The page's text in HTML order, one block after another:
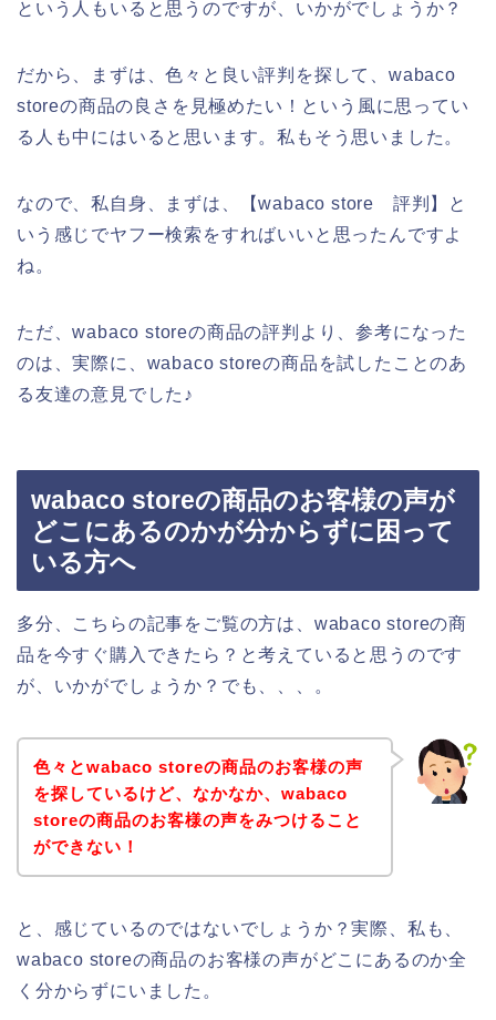
という人もいると思うのですが、いかがでしょうか？
だから、まずは、色々と良い評判を探して、wabaco
storeの商品の良さを見極めたい！という風に思ってい
る人も中にはいると思います。私もそう思いました。
なので、私自身、まずは、【wabaco store 評判】と
いう感じでヤフー検索をすればいいと思ったんですよ
ね。
ただ、wabaco storeの商品の評判より、参考になった
のは、実際に、wabaco storeの商品を試したことのあ
る友達の意見でした♪
wabaco storeの商品のお客様の声が
どこにあるのかが分からずに困って
いる方へ
多分、こちらの記事をご覧の方は、wabaco storeの商
品を今すぐ購入できたら？と考えていると思うのです
が、いかがでしょうか？でも、、、。
色々とwabaco storeの商品のお客様の声
を探しているけど、なかなか、wabaco
storeの商品のお客様の声をみつけること
ができない！
と、感じているのではないでしょうか？実際、私も、
wabaco storeの商品のお客様の声がどこにあるのか全
く分からずにいました。